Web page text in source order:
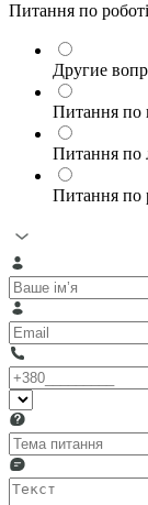
Питання по
Другие
Питання по
Питання по
Питання по